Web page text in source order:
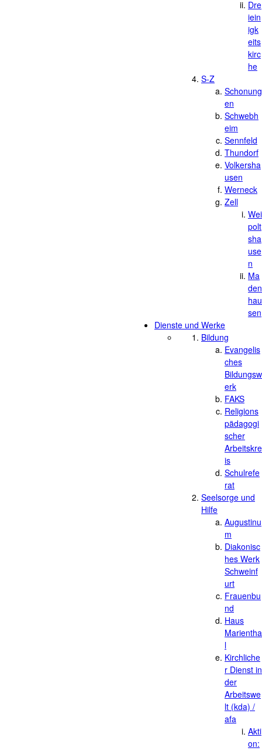
Dre
iein
igk
eits
kirc
he
S-Z
Schonung
en
Schwebh
eim
Sennfeld
Thundorf
Volkersha
usen
Werneck
Zell
Wei
polt
sha
use
n
Ma
den
hau
sen
Dienste und Werke
Bildung
Evangelis
ches
Bildungsw
erk
FAKS
Religions
pädagogi
scher
Arbeitskre
is
Schulrefe
rat
Seelsorge und
Hilfe
Augustinu
m
Diakonisc
hes Werk
Schweinf
urt
Frauenbu
nd
Haus
Marientha
l
Kirchliche
r Dienst in
der
Arbeitswe
lt (kda) /
afa
Akti
on: